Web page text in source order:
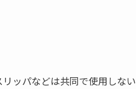
ッパなどは共同で使用しない